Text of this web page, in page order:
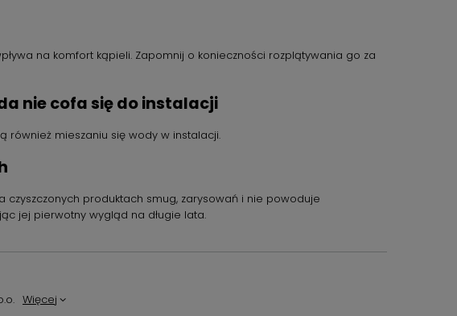
na komfort kąpieli. Zapomnij o konieczności rozplątywania go za
nie cofa się do instalacji
również mieszaniu się wody w instalacji.
produktach smug, zarysowań i nie powoduje
jej pierwotny wygląd na długie lata.
Więcej